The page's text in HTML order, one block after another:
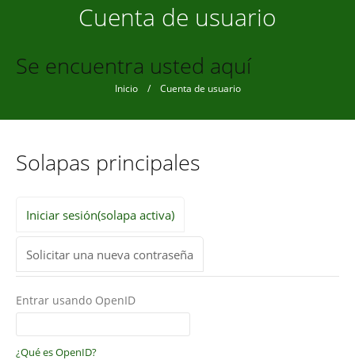
Cuenta de usuario
Se encuentra usted aquí
Inicio/ Cuenta de usuario
Solapas principales
Iniciar sesión(solapa activa)
Solicitar una nueva contraseña
Entrar usando OpenID
¿Qué es OpenID?